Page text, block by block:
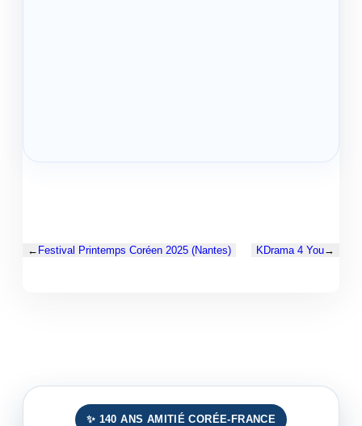
← Festival Printemps Coréen 2025 (Nantes) KDrama 4 You→
✨ 140 ANS AMITIÉ CORÉE-FRANCE